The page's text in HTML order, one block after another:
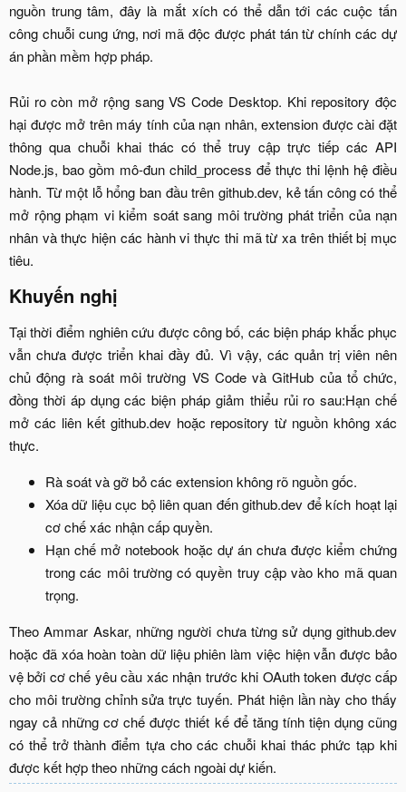
nguồn trung tâm, đây là mắt xích có thể dẫn tới các cuộc tấn
công chuỗi cung ứng, nơi mã độc được phát tán từ chính các dự
án phần mềm hợp pháp.
Rủi ro còn mở rộng sang VS Code Desktop. Khi repository độc
hại được mở trên máy tính của nạn nhân, extension được cài đặt
thông qua chuỗi khai thác có thể truy cập trực tiếp các API
Node.js, bao gồm mô-đun child_process để thực thi lệnh hệ điều
hành. Từ một lỗ hổng ban đầu trên github.dev, kẻ tấn công có thể
mở rộng phạm vi kiểm soát sang môi trường phát triển của nạn
nhân và thực hiện các hành vi thực thi mã từ xa trên thiết bị mục
tiêu.​
Khuyến nghị​
Tại thời điểm nghiên cứu được công bố, các biện pháp khắc phục
vẫn chưa được triển khai đầy đủ. Vì vậy, các quản trị viên nên
chủ động rà soát môi trường VS Code và GitHub của tổ chức,
đồng thời áp dụng các biện pháp giảm thiểu rủi ro sau:Hạn chế
mở các liên kết github.dev hoặc repository từ nguồn không xác
thực.​
Rà soát và gỡ bỏ các extension không rõ nguồn gốc.​
Xóa dữ liệu cục bộ liên quan đến github.dev để kích hoạt lại
cơ chế xác nhận cấp quyền.​
Hạn chế mở notebook hoặc dự án chưa được kiểm chứng
trong các môi trường có quyền truy cập vào kho mã quan
trọng.​
Theo Ammar Askar, những người chưa từng sử dụng github.dev
hoặc đã xóa hoàn toàn dữ liệu phiên làm việc hiện vẫn được bảo
vệ bởi cơ chế yêu cầu xác nhận trước khi OAuth token được cấp
cho môi trường chỉnh sửa trực tuyến. Phát hiện lần này cho thấy
ngay cả những cơ chế được thiết kế để tăng tính tiện dụng cũng
có thể trở thành điểm tựa cho các chuỗi khai thác phức tạp khi
được kết hợp theo những cách ngoài dự kiến.​